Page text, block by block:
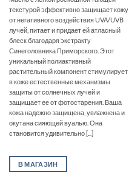
текстурой эффективно защищает кожу
от негативного воздействия UVA/UVB
лучей, питает и придает ей атласный
блеск благодаря экстракту
Синеголовника Приморского. Этот
уникальный полиактивный
растительный компонент стимулирует
в коже естественные механизмы
защиты от солнечных лучей и
защищает ее от фотостарения. Ваша
кожа надежно защищена, увлажнена и
окутана сияющей вуалью. Она
становится удивительно [...]
В МАГАЗИН